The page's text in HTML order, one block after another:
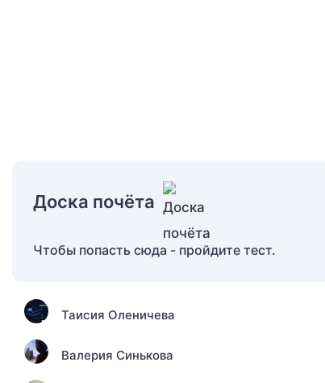
Доска почёта
Чтобы попасть сюда - пройдите тест.
Таисия Оленичева
Валерия Синькова